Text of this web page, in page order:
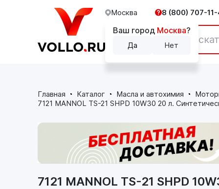
Москва
Ваш город Москва?
Да Нет
8 (800) 707-11-
Каталог
Главная Каталог Масла и автохимия
7121 MANNOL TS-21 SHPD 10W30 20 л.
7121 MANNOL TS-21 SHPD